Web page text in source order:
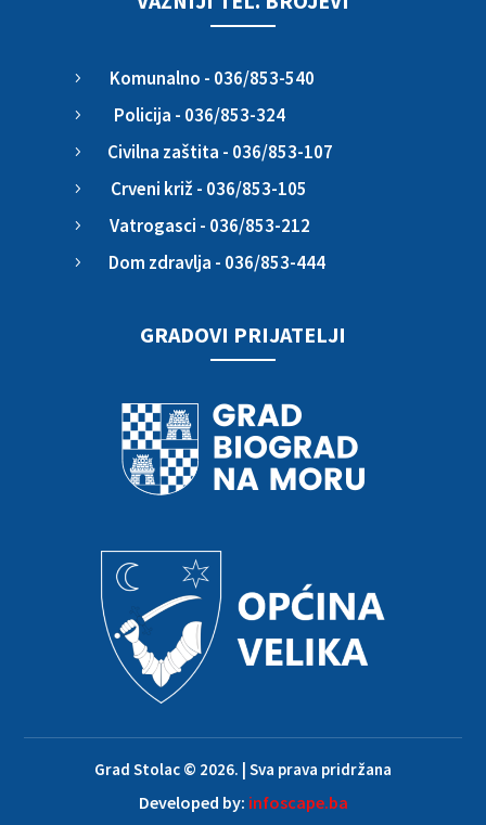
5 Komunalno - 036/853-540
5 Policija - 036/853-324
5 Civilna zaštita - 036/853-107
5 Crveni križ - 036/853-105
5 Vatrogasci - 036/853-212
5 Dom zdravlja - 036/853-444
GRADOVI PRIJATELJI
Grad Stolac © 2026. | Sva prava pridržana
Developed by: infoscape.ba